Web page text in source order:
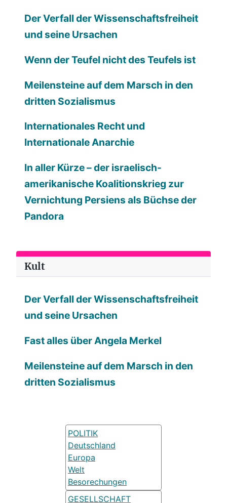
Der Verfall der Wissenschaftsfreiheit
und seine Ursachen
Wenn der Teufel nicht des Teufels ist
Meilensteine auf dem Marsch in den
dritten Sozialismus
Internationales Recht und
Internationale Anarchie
In aller Kürze – der israelisch-
amerikanische Koalitionskrieg zur
Vernichtung Persiens als Büchse der
Pandora
Kult
Der Verfall der Wissenschaftsfreiheit
und seine Ursachen
Fast alles über Angela Merkel
Meilensteine auf dem Marsch in den
dritten Sozialismus
POLITIK
Deutschland
Europa
Welt
Besorechungen
GESELLSCHAFT